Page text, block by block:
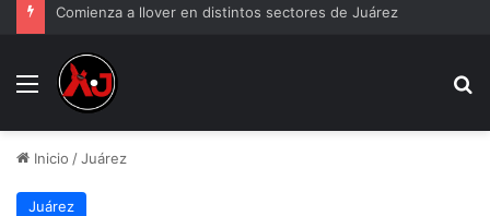
Comienza a llover en distintos sectores de Juárez
Menu
Inicio /Juárez
Juárez